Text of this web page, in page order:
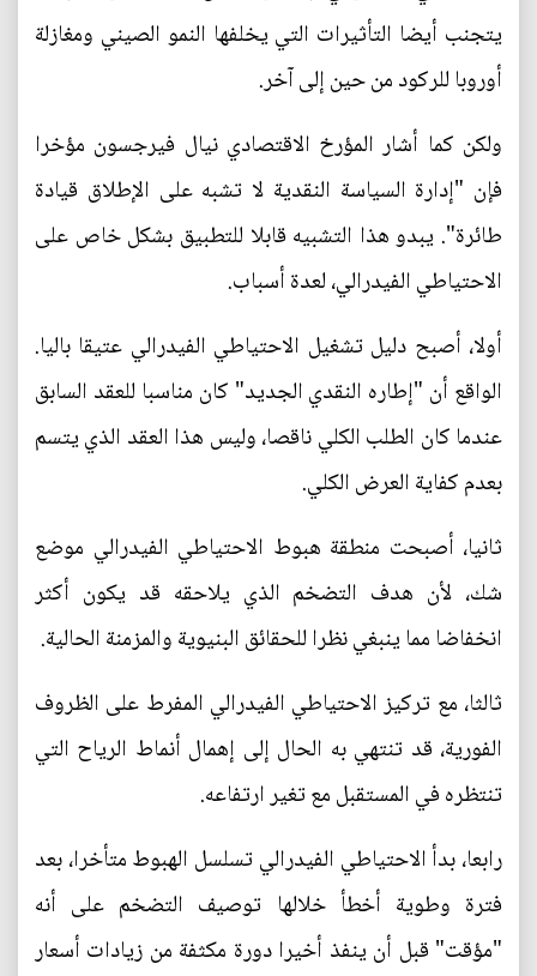
يتجنب أيضا التأثيرات التي يخلفها النمو الصيني ومغازلة
أوروبا للركود من حين إلى آخر.
ولكن كما أشار المؤرخ الاقتصادي نيال فيرجسون مؤخرا
فإن "إدارة السياسة النقدية لا تشبه على الإطلاق قيادة
طائرة". يبدو هذا التشبيه قابلا للتطبيق بشكل خاص على
الاحتياطي الفيدرالي، لعدة أسباب.
أولا، أصبح دليل تشغيل الاحتياطي الفيدرالي عتيقا باليا.
الواقع أن "إطاره النقدي الجديد" كان مناسبا للعقد السابق
عندما كان الطلب الكلي ناقصا، وليس هذا العقد الذي يتسم
بعدم كفاية العرض الكلي.
ثانيا، أصبحت منطقة هبوط الاحتياطي الفيدرالي موضع
شك، لأن هدف التضخم الذي يلاحقه قد يكون أكثر
انخفاضا مما ينبغي نظرا للحقائق البنيوية والمزمنة الحالية.
ثالثا، مع تركيز الاحتياطي الفيدرالي المفرط على الظروف
الفورية، قد تنتهي به الحال إلى إهمال أنماط الرياح التي
تنتظره في المستقبل مع تغير ارتفاعه.
رابعا، بدأ الاحتياطي الفيدرالي تسلسل الهبوط متأخرا، بعد
فترة وطوية أخطأ خلالها توصيف التضخم على أنه
"مؤقت" قبل أن ينفذ أخيرا دورة مكثفة من زيادات أسعار